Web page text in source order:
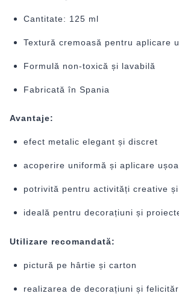
Cantitate: 125 ml
Textură cremoasă pentru aplicare
Formulă non-toxică și lavabilă
Fabricată în Spania
Avantaje:
efect metalic elegant și discret
acoperire uniformă și aplicare
potrivită pentru activități creative
ideală pentru decorațiuni și
Utilizare recomandată:
pictură pe hârtie și carton
realizarea de decorațiuni și